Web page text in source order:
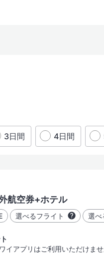
3日間 4日間
航空券+ホテル
選べるフライト 選べ
イアプリはご利用いただけま